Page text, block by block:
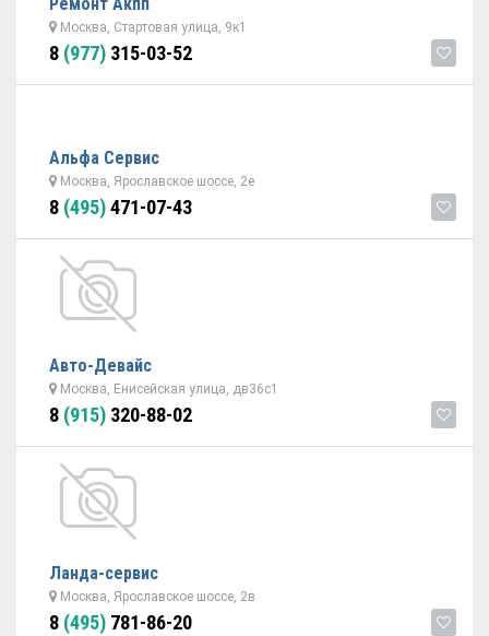
Москва, Стартовая улица, 9к1
8 (977) 315-03-52
Альфа Сервис
Москва, Ярославское шоссе, 2е
8 (495)471-07-43
Авто-Девайс
Москва, Енисейская улица, дв36с1
8 (915) 320-88-02
Ланда-сервис
Москва, Ярославское шоссе, 2в
8 (495) 781-86-20